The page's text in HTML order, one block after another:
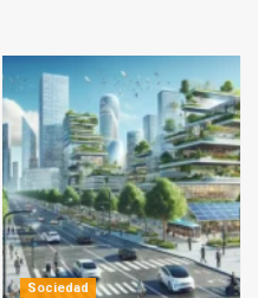
Sociedad